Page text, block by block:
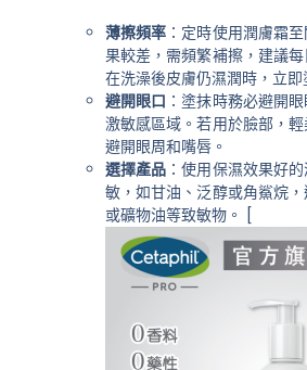
薄擦頻率 ：定時使用潤膚霜
果較差，需頻繁補擦，建議
在洗澡後皮膚仍濕潤時，立即
避開眼口 ：塗抹時務必避開
激敏感區域。若用於臉部，
避開眼周和嘴唇。
選擇產品 ：使用保濕效果好
敏，如甘油、泛醇或角鯊烷
或礦物油等致敏物。 [